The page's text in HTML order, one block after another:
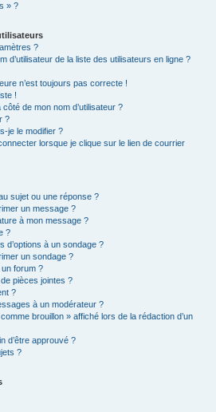
» ?
?
d’utilisateur de la liste des utilisateurs en ligne ?
n’est toujours pas correcte !
!
de mon nom d’utilisateur ?
?
je le modifier ?
lorsque je clique sur le lien de courrier
sujet ou une réponse ?
un message ?
à mon message ?
?
d’options à un sondage ?
un sondage ?
forum ?
pièces jointes ?
?
à un modérateur ?
brouillon » affiché lors de la rédaction d’un
d’être approuvé ?
?